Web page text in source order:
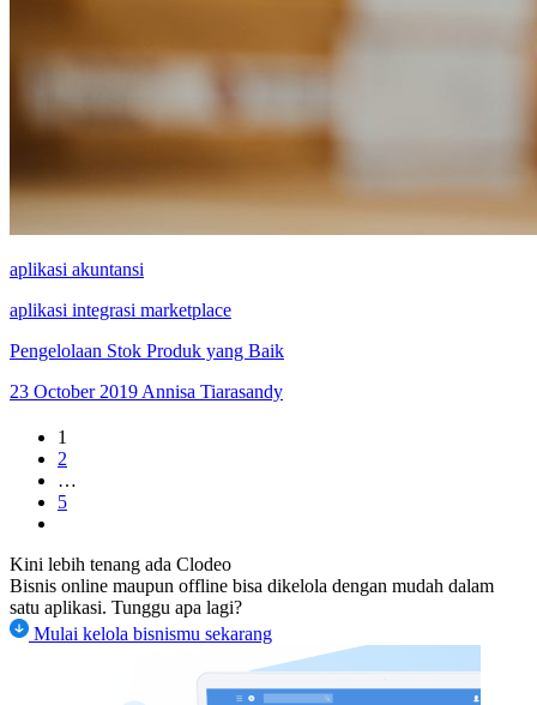
aplikasi akuntansi
aplikasi integrasi marketplace
Pengelolaan Stok Produk yang Baik
23 October 2019 Annisa Tiarasandy
1
2
…
5
Kini lebih tenang ada Clodeo
Bisnis online maupun offline bisa dikelola dengan mudah dalam
satu aplikasi. Tunggu apa lagi?
Mulai kelola bisnismu sekarang